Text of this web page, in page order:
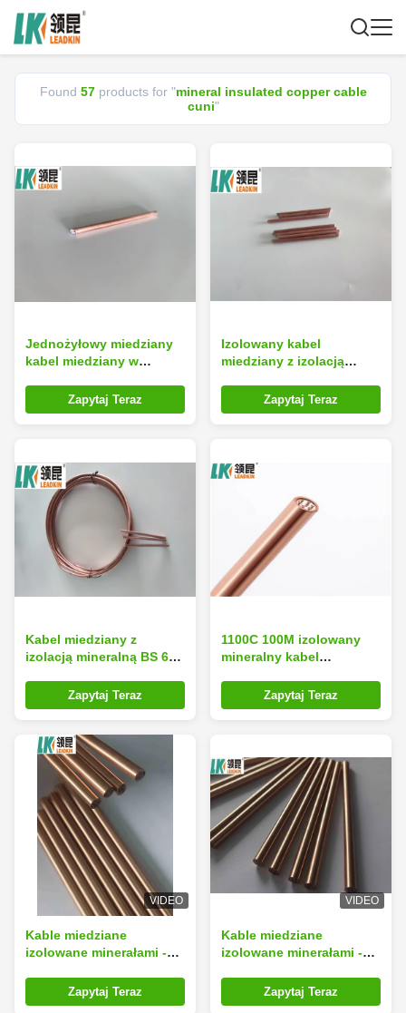
Found 57products for "mineral insulated copper cable
cuni"
Jednożyłowy miedziany
kabel miedziany w
1,42 mm ODZapytaj Teraz
Izolowany kabel
miedziany z izolacją
CuNi 1100CZapytaj Teraz
Kabel miedziany z
izolacją mineralną BS 6
żaroodporny MgO 99,6
Zapytaj Teraz
1100C 100M izolowany
mineralny kabel
izolowany drut miedziany
z pojedynczą nicią
Zapytaj Teraz
VIDEO
Kable miedziane
izolowane minerałami -
wydajnych i trwałych
systemów elektrycznych
Zapytaj Teraz
VIDEO
Kable miedziane
izolowane minerałami -
dla zastosowań
przemysłowych
Zapytaj Teraz